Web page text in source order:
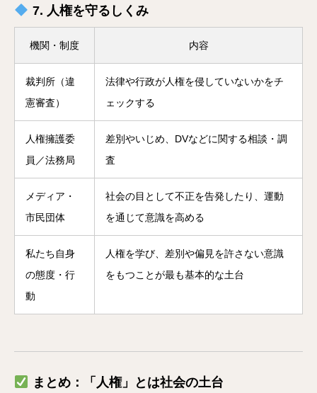
7. 人権を守るしくみ
機関・制度 内容
裁判所（違
憲審査）
法律や行政が人権を侵していないかをチ
ェックする
人権擁護委
員／法務局
差別やいじめ、DVなどに関する相談・調
査
メディア・
市民団体
社会の目として不正を告発したり、運動
を通じて意識を高める
私たち自身
の態度・行
動
人権を学び、差別や偏見を許さない意識
をもつことが最も基本的な土台
まとめ：「人権」とは社会の土台